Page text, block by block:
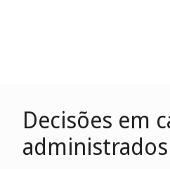
Decisões em